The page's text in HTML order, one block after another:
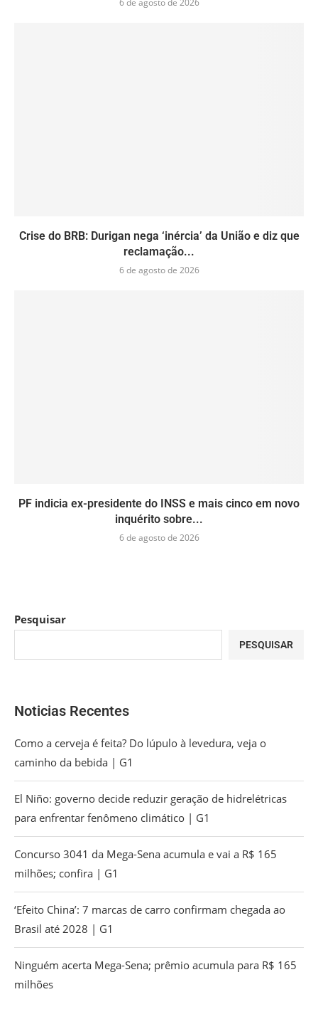
6 de agosto de 2026
Crise do BRB: Durigan nega ‘inércia’ da União e diz que
reclamação...
6 de agosto de 2026
PF indicia ex-presidente do INSS e mais cinco em novo
inquérito sobre...
6 de agosto de 2026
Pesquisar
PESQUISAR
Noticias Recentes
Como a cerveja é feita? Do lúpulo à levedura, veja o
caminho da bebida | G1
El Niño: governo decide reduzir geração de hidrelétricas
para enfrentar fenômeno climático | G1
Concurso 3041 da Mega-Sena acumula e vai a R$ 165
milhões; confira | G1
‘Efeito China’: 7 marcas de carro confirmam chegada ao
Brasil até 2028 | G1
Ninguém acerta Mega-Sena; prêmio acumula para R$ 165
milhões